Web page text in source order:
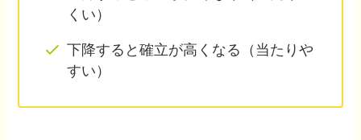
くい）
下降すると確立が高くなる（当たりや
すい）